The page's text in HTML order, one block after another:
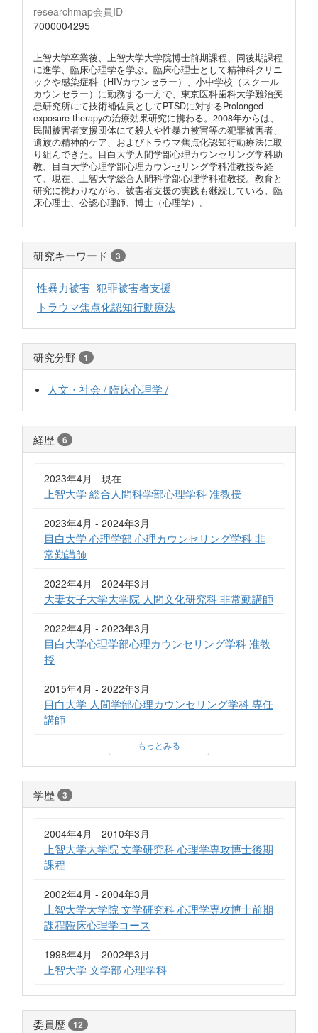
researchmap会員ID
7000004295
上智大学卒業後、上智大学大学院博士前期課程、同後期課程
に進学、臨床心理学を学ぶ。臨床心理士として精神科クリニ
ックや感染症科（HIVカウンセラー）、小中学校（スクール
カウンセラー）に勤務する一方で、東京医科歯科大学難治疾
患研究所にて技術補佐員としてPTSDに対するProlonged
exposure therapyの治療効果研究に携わる。2008年からは、
民間被害者支援団体にて殺人や性暴力被害等の犯罪被害者、
遺族の精神的ケア、およびトラウマ焦点化認知行動療法に取
り組んできた。目白大学人間学部心理カウンセリング学科助
教、目白大学心理学部心理カウンセリング学科准教授を経
て、現在、上智大学総合人間科学部心理学科准教授。教育と
研究に携わりながら、被害者支援の実践も継続している。臨
床心理士、公認心理師、博士（心理学）。
研究キーワード 3
性暴力被害 犯罪被害者支援
トラウマ焦点化認知行動療法
研究分野 1
人文・社会 / 臨床心理学 /
経歴 6
2023年4月 - 現在
上智大学 総合人間科学部心理学科 准教授
2023年4月 - 2024年3月
目白大学 心理学部 心理カウンセリング学科 非
常勤講師
2022年4月 - 2024年3月
大妻女子大学大学院 人間文化研究科 非常勤講師
2022年4月 - 2023年3月
目白大学心理学部心理カウンセリング学科 准教
授
2015年4月 - 2022年3月
目白大学 人間学部心理カウンセリング学科 専任
講師
もっとみる
学歴 3
2004年4月 - 2010年3月
上智大学大学院 文学研究科 心理学専攻博士後期
課程
2002年4月 - 2004年3月
上智大学大学院 文学研究科 心理学専攻博士前期
課程臨床心理学コース
1998年4月 - 2002年3月
上智大学 文学部 心理学科
委員歴 12